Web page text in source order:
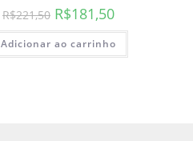
R$221,50 R$181,50
Adicionar ao carrinho